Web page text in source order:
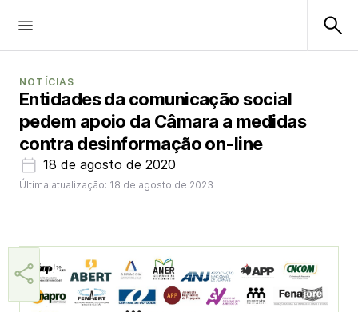
NOTÍCIAS
Entidades da comunicação social
pedem apoio da Câmara a medidas
contra desinformação on-line
18 de agosto de 2020
Última atualização: 18 de agosto de 2023